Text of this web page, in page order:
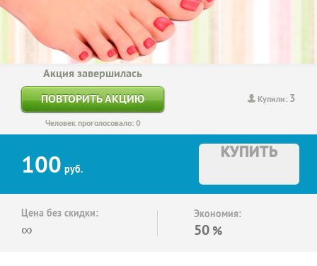
Купили: 3
Акция завершилась
ПОВТОРИТЬ АКЦИЮ
Человек проголосовало: 0
100 руб.
КУПИТЬ
Цена без скидки:
∞
Экономия:
50 %